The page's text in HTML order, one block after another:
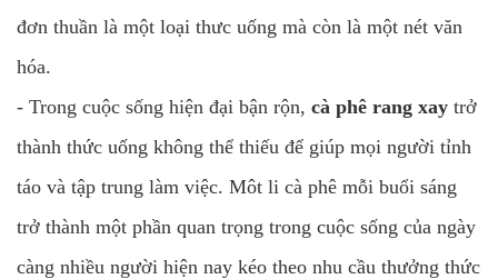
đơn thuần là một loại thưc uống mà còn là một nét văn
hóa.
- Trong cuộc sống hiện đại bận rộn, cà phê rang xay trở
thành thức uống không thể thiếu để giúp mọi người tỉnh
táo và tập trung làm việc. Môt li cà phê mỗi buổi sáng
trở thành một phần quan trọng trong cuộc sống của ngày
càng nhiều người hiện nay kéo theo nhu cầu thưởng thức